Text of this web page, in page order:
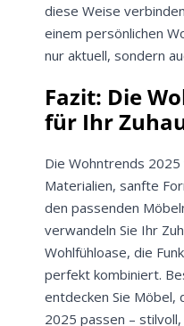
diese Weise
einem persönlichen
nur aktuell, sondern
Fazit: Die
für Ihr
Die Wohntrends
Materialien, sanfte
den passenden
verwandeln Sie Ihr
Wohlfühloase, die
perfekt kombiniert.
entdecken Sie
2025 passen –